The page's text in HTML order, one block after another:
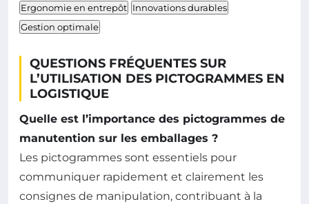
Ergonomie en entrepôt Innovations durables
Gestion optimale
QUESTIONS FRÉQUENTES SUR
L’UTILISATION DES PICTOGRAMMES EN
LOGISTIQUE
Quelle est l’importance des pictogrammes de
manutention sur les emballages ?
Les pictogrammes sont essentiels pour
communiquer rapidement et clairement les
consignes de manipulation, contribuant à la